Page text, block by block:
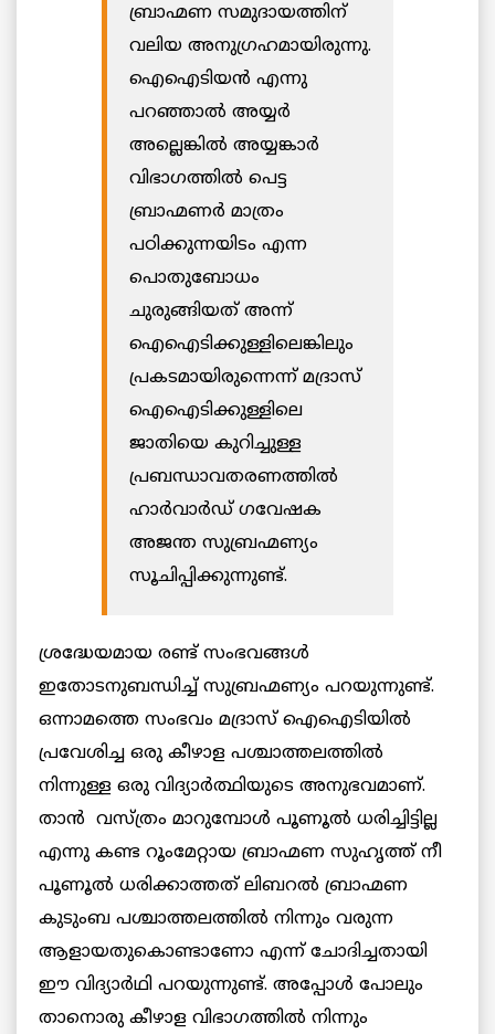
ബ്രാഹ്മണ സമുദായത്തിന്
വലിയ അനുഗ്രഹമായിരുന്നു.
ഐഐടിയൻ എന്നു
പറഞ്ഞാൽ അയ്യർ
അല്ലെങ്കിൽ അയ്യങ്കാർ
വിഭാഗത്തിൽ പെട്ട
ബ്രാഹ്മണർ മാത്രം
പഠിക്കുന്നയിടം എന്ന
പൊതുബോധം
ചുരുങ്ങിയത് അന്ന്
ഐഐടിക്കുള്ളിലെങ്കിലും
പ്രകടമായിരുന്നെന്ന് മദ്രാസ്
ഐഐടിക്കുള്ളിലെ
ജാതിയെ കുറിച്ചുള്ള
പ്രബന്ധാവതരണത്തിൽ
ഹാർവാർഡ് ഗവേഷക
അജന്ത സുബ്രഹ്മണ്യം
സൂചിപ്പിക്കുന്നുണ്ട്.
ശ്രദ്ധേയമായ രണ്ട് സംഭവങ്ങൾ
ഇതോടനുബന്ധിച്ച് സുബ്രഹ്മണ്യം പറയുന്നുണ്ട്.
ഒന്നാമത്തെ സംഭവം മദ്രാസ് ഐഐടിയിൽ
പ്രവേശിച്ച ഒരു കീഴാള പശ്ചാത്തലത്തിൽ
നിന്നുള്ള ഒരു വിദ്യാർത്ഥിയുടെ അനുഭവമാണ്.
താൻ വസ്ത്രം മാറുമ്പോൾ പൂണൂൽ ധരിച്ചിട്ടില്ല
എന്നു കണ്ട റൂംമേറ്റായ ബ്രാഹ്മണ സുഹൃത്ത് നീ
പൂണൂൽ ധരിക്കാത്തത് ലിബറൽ ബ്രാഹ്മണ
കുടുംബ പശ്ചാത്തലത്തിൽ നിന്നും വരുന്ന
ആളായതുകൊണ്ടാണോ എന്ന് ചോദിച്ചതായി
ഈ വിദ്യാർഥി പറയുന്നുണ്ട്. അപ്പോൾ പോലും
താനൊരു കീഴാള വിഭാഗത്തിൽ നിന്നും